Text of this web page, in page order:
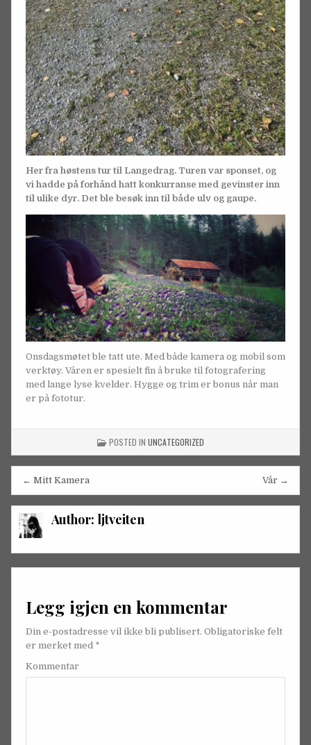
Her fra høstens tur til Langedrag. Turen var sponset, og
vi hadde på forhånd hatt konkurranse med gevinster inn
til ulike dyr. Det ble besøk inn til både ulv og gaupe.
Onsdagsmøtet ble tatt ute. Med både kamera og mobil som
verktøy. Våren er spesielt fin å bruke til fotografering
med lange lyse kvelder. Hygge og trim er bonus når man
er på fototur.
POSTED IN UNCATEGORIZED
Innleggsnavigasjon Vår →
← Mitt Kamera
Author: ljtveiten
Legg igjen en kommentar
Din e-postadresse vil ikke bli publisert. Obligatoriske felt
er merket med *
Kommentar